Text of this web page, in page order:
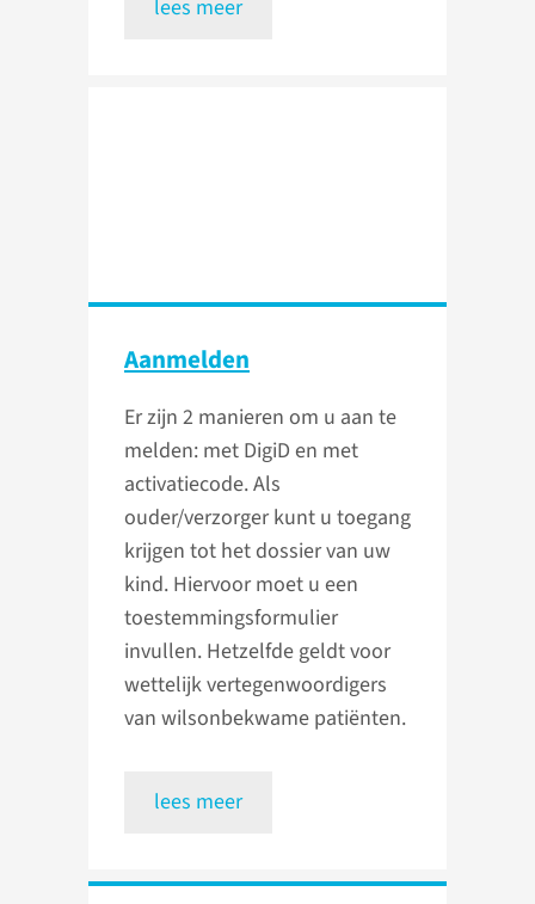
lees meer
Aanmelden
Er zijn 2 manieren om u aan te
melden: met DigiD en met
activatiecode. Als
ouder/verzorger kunt u toegang
krijgen tot het dossier van uw
kind. Hiervoor moet u een
toestemmingsformulier
invullen. Hetzelfde geldt voor
wettelijk vertegenwoordigers
van wilsonbekwame patiënten.
lees meer